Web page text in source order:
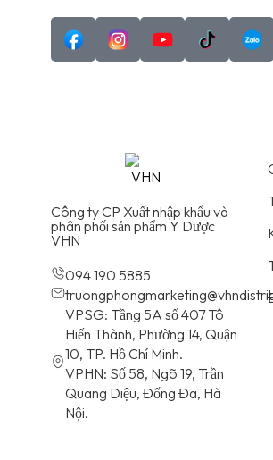
Công ty CP Xuất nhập khẩu và
phân phối sản phẩm Y Dược
VHN
094 190 5885
VPSG: Tầng 5A số 407 Tô
Hiến Thành, Phường 14, Quận
10, TP. Hồ Chí Minh.
VPHN: Số 58, Ngõ 19, Trần
Quang Diệu, Đống Đa, Hà
Nội.